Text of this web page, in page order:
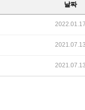
날짜
2022.01.17
2021.07.13
2021.07.13